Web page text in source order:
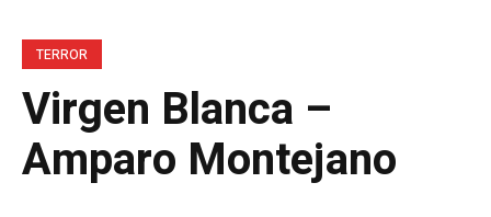
TERROR
Virgen Blanca –
Amparo Montejano